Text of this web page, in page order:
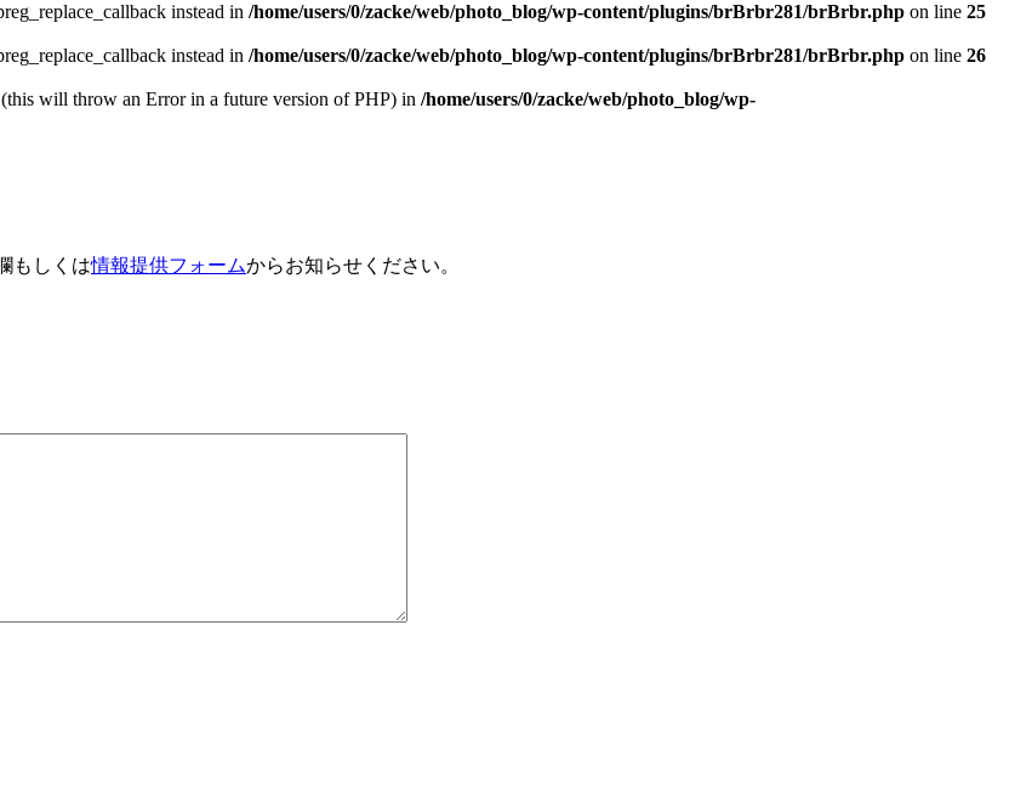
instead in /home/users/0/zacke/web/photo_blog/wp-content/plugins/brBrbr281/brBrbr.php on line 25
instead in /home/users/0/zacke/web/photo_blog/wp-content/plugins/brBrbr281/brBrbr.php on line 26
will throw an Error in a future version of PHP) in /home/users/0/zacke/web/photo_blog/wp-
もしくは情報提供フォームからお知らせください。